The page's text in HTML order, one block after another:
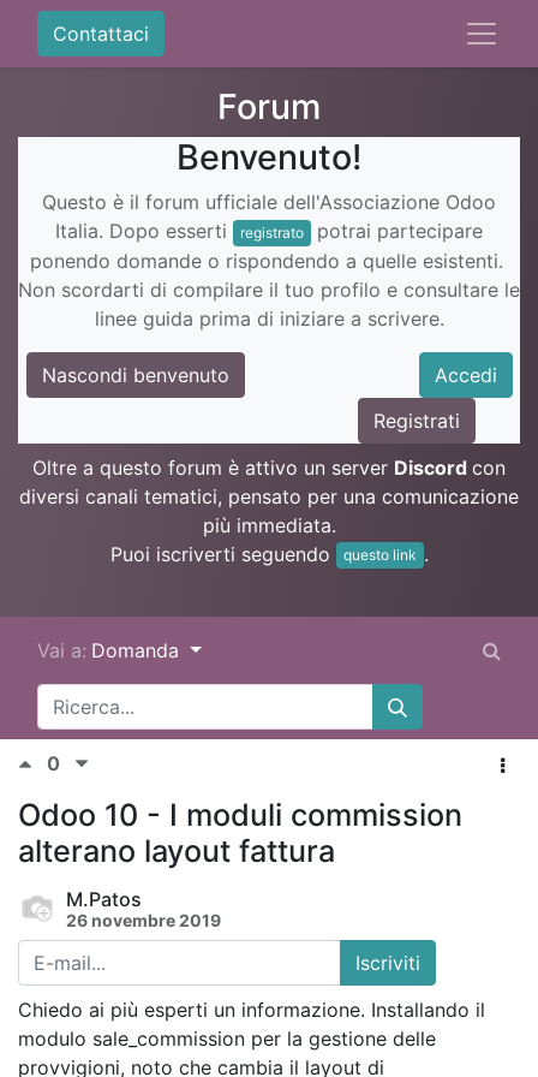
Contattaci
Forum
Benvenuto!
Questo è il forum ufficiale dell'Associazione Odoo
Italia. Dopo esserti
registrato
potrai partecipare
ponendo domande o rispondendo a quelle esistenti.
Non scordarti di compilare il tuo profilo e consultare le
linee guida prima di iniziare a scrivere.
Nascondi benvenuto
Accedi
Registrati
Oltre a questo forum è attivo un server Discord con
diversi canali tematici, pensato per una comunicazione
più immediata.
Puoi iscriverti seguendo
questo link .
Vai a: Domanda
0
Odoo 10 - I moduli commission
alterano layout fattura
M.Patos
26 novembre 2019
Iscriviti
Chiedo ai più esperti un informazione. Installando il
modulo sale_commission per la gestione delle
provvigioni, noto che cambia il layout di